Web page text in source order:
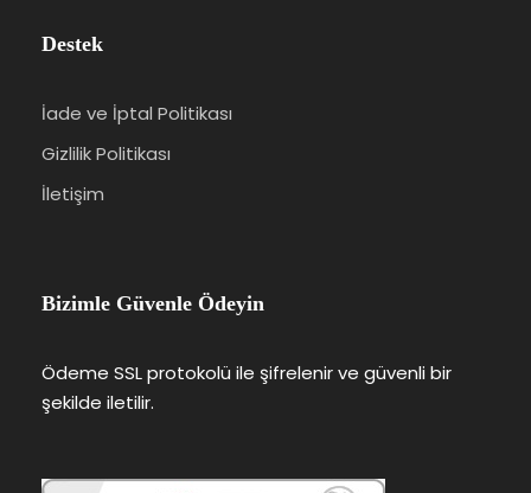
Destek
İade ve İptal Politikası
Gizlilik Politikası
İletişim
Bizimle Güvenle Ödeyin
Ödeme SSL protokolü ile şifrelenir ve güvenli bir
şekilde iletilir.